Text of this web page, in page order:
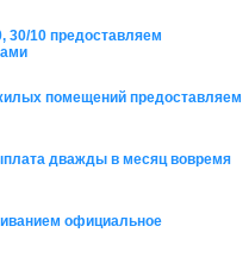
30/10 предоставляем
помещений предоставляем
дважды в месяц вовремя
официальное